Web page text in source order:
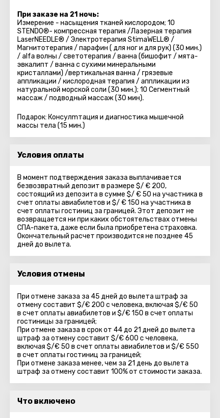
При заказе на 21 ночь:
Измерение - насыщения тканей кислородом; 10
STENDO®- компрессная терапия /Лазерная терапия
LaserNEEDLE® / Электротерапия StimaWELL® /
Магнитотерапия / парафин ( для ног и для рук) (30 мин.)
/ alfa волны / светотерапия / ванна (бишофит / мята-
эвкалипт / ванна с сухими минеральными
кристаллами) /вертикальная ванна / грязевые
аппликации / кислородная терапия / аппликации из
натуральной морской соли (30 мин.); 10 Сегментный
массаж / подводный массаж (30 мин).
Подарок: Консулmтация и диагностика мышечной
массы тела (15 мин.)
Условия оплаты
В момент подтверждения заказа выплачивается
безвозвратный депозит в размере $/ € 200,
состоящий из депозита в сумме $/ € 50 на участника в
счет оплаты авиабилетов и $/ € 150 на участника в
счет оплаты гостиниц за границей. Этот депозит не
возвращается ни при каких обстоятельствах отмены
СПА-пакета, даже если была приобретена страховка.
Окончательный расчет производится не позднее 45
дней до вылета.
Условия отмены
При отмене заказа за 45 дней до вылета штраф за
отмену составит $/€ 200 с человека, включая $/€ 50
в счет оплаты авиабилетов и $/€ 150 в счет оплаты
гостиницы за границей;
При отмене заказа в срок от 44 до 21 дней до вылета
штраф за отмену составит $/€ 600 с человека,
включая $/€ 50 в счет оплаты авиабилетов и $/€ 550
в счет оплаты гостиниц за границей;
При отмене заказа менее, чем за 21 день до вылета
штраф за отмену составит 100% от стоимости заказа.
Что включено